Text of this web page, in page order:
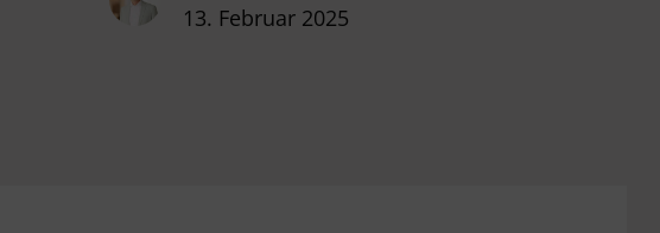
man ihn regelmäßig machen soll, erfahren Sie in
13. Februar 2025